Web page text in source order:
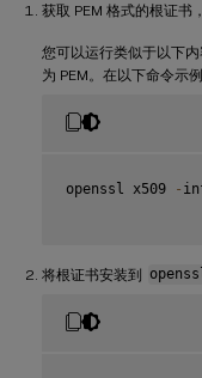
获取 PEM 格式的根证书
您可以运行类似于以下
为 PEM。在以下命令示例
openssl x509 -
将根证书安装到